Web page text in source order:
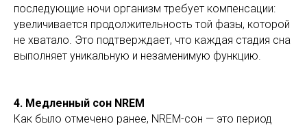
последующие ночи организм требует компенсации:
увеличивается продолжительность той фазы, которой
не хватало. Это подтверждает, что каждая стадия сна
выполняет уникальную и незаменимую функцию.
4. Медленный сон NREM
Как было отмечено ранее, NREM-сон — это период